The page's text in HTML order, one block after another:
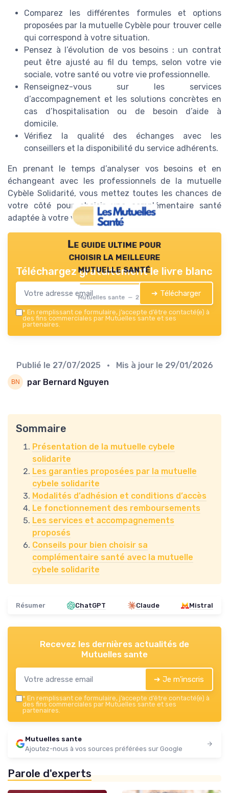
Comparez les différentes formules et options
proposées par la mutuelle Cybèle pour trouver celle
qui correspond à votre situation.
Pensez à l’évolution de vos besoins : un contrat
peut être ajusté au fil du temps, selon votre vie
sociale, votre santé ou votre vie professionnelle.
Renseignez-vous sur les services
d’accompagnement et les solutions concrètes en
cas d’hospitalisation ou de besoin d’aide à
domicile.
Vérifiez la qualité des échanges avec les
conseillers et la disponibilité du service adhérents.
En prenant le temps d’analyser vos besoins et en
échangeant avec les professionnels de la mutuelle
Cybèle Solidarité, vous mettez toutes les chances de
votre côté pour choisir une complémentaire santé
adaptée à votre vie et à vos attentes.
Le guide ultime pour
choisir la meilleure
mutuelle santé
Mutuelles sante — 2026
Téléchargez gratuitement le livre blanc
➔ Télécharger
* En remplissant ce formulaire, j’accepte d’être contacté(e) à
des fins commerciales par Mutuelles sante et ses
partenaires.
Publié le 27/07/2025 • Mis à jour le 29/01/2026
par Bernard Nguyen
Sommaire
Présentation de la mutuelle cybele
solidarite
Les garanties proposées par la mutuelle
cybele solidarite
Modalités d’adhésion et conditions d’accès
Le fonctionnement des remboursements
Les services et accompagnements
proposés
Conseils pour bien choisir sa
complémentaire santé avec la mutuelle
cybele solidarite
Résumer ChatGPT Claude Mistral
Recevez les dernières actualités de
Mutuelles sante
➔ Je m'inscris
* En remplissant ce formulaire, j’accepte d’être contacté(e) à
des fins commerciales par Mutuelles sante et ses
partenaires.
Mutuelles sante
Ajoutez-nous à vos sources préférées sur Google
Parole d'experts